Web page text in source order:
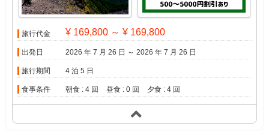
旅行代金 ¥ 169,800 ～ ¥ 169,800
出発日 2026 年 7 月 26 日 ～ 2026 年 7 月 26 日
旅行期間 4 泊 5 日
食事条件 朝食 : 4 回 昼食 : 0 回 夕食 : 4 回